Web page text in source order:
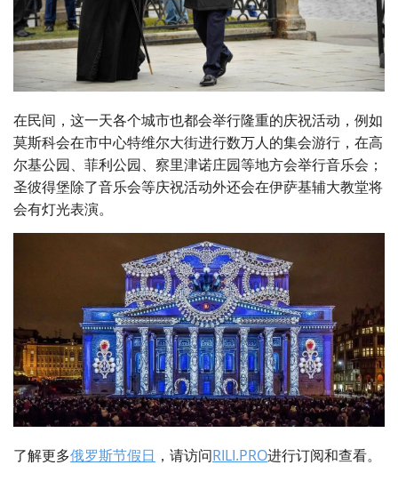
在民间，这一天各个城市也都会举行隆重的庆祝活动，例如
莫斯科会在市中心特维尔大街进行数万人的集会游行，在高
尔基公园、菲利公园、察里津诺庄园等地方会举行音乐会；
圣彼得堡除了音乐会等庆祝活动外还会在伊萨基辅大教堂将
会有灯光表演。
了解更多俄罗斯节假日 ，请访问RILI.PRO进行订阅和查看。